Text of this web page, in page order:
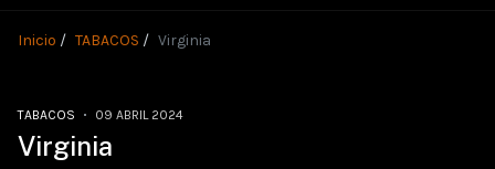
Inicio TABACOS Virginia
TABACOS 09 ABRIL 2024
Virginia